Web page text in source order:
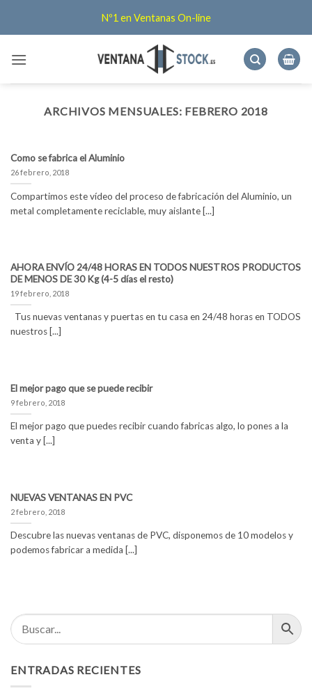
Nº1 en Ventanas On-line
ARCHIVOS MENSUALES: FEBRERO 2018
Como se fabrica el Aluminio
26 febrero, 2018
Compartimos este vídeo del proceso de fabricación del Aluminio, un
metal completamente reciclable, muy aislante [...]
AHORA ENVÍO 24/48 HORAS EN TODOS NUESTROS PRODUCTOS
DE MENOS DE 30 Kg (4-5 días el resto)
19 febrero, 2018
Tus nuevas ventanas y puertas en tu casa en 24/48 horas en TODOS
nuestros [...]
El mejor pago que se puede recibir
9 febrero, 2018
El mejor pago que puedes recibir cuando fabricas algo, lo pones a la
venta y [...]
NUEVAS VENTANAS EN PVC
2 febrero, 2018
Descubre las nuevas ventanas de PVC, disponemos de 10 modelos y
podemos fabricar a medida [...]
ENTRADAS RECIENTES